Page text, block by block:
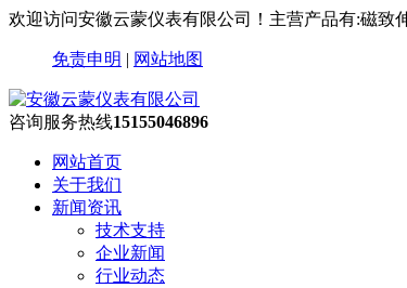
欢迎访问安徽云蒙仪表有限公司！主营产品有:磁
免责申明 | 网站地图
咨询服务热线15155046896
网站首页
关于我们
新闻资讯
技术支持
企业新闻
行业动态